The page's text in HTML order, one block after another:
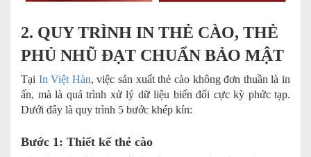
2. QUY TRÌNH IN THẺ CÀO, THẺ
PHỦ NHŨ ĐẠT CHUẨN BẢO MẬT
Tại In Việt Hàn, việc sản xuất thẻ cào không đơn thuần là in
ấn, mà là quá trình xử lý dữ liệu biến đổi cực kỳ phức tạp.
Dưới đây là quy trình 5 bước khép kín:
Bước 1: Thiết kế thẻ cào